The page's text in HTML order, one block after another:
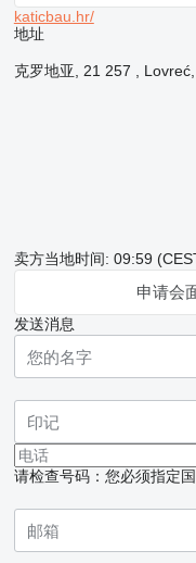
katicbau.hr/
地址
克罗地亚, 21 257 ,
卖方当地时间: 09:59
申请会
发送消息
请检查号码：您必须指定